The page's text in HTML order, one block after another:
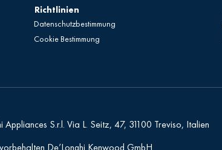
Richtlinien
Datenschutzbestimmung
Cookie Bestimmung
Appliances S.r.l. Via L. Seitz, 47, 31100 Treviso, Italien